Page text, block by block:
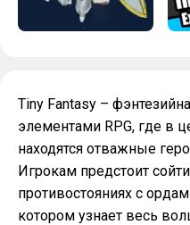
Tiny Fantasy –
элементами RPG, где в
находятся отважные
Игрокам предстоит
противостояниях с
котором узнает весь